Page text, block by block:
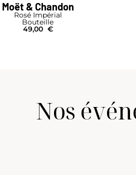
Moët & Chandon
Rosé Impérial
Bouteille
49,00 €
Nos